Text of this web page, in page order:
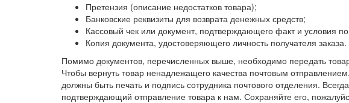
Претензия (описание недостатков товара);
Банковские реквизиты для возврата денежных средств;
Кассовый чек или документ, подтверждающего факт и условия
Копия документа, удостоверяющего личность получателя заказа.
Помимо документов, перечисленных выше, необходимо передать
Чтобы вернуть товар ненадлежащего качества почтовым
должны быть печать и подпись сотрудника почтового отделения.
подтверждающий отправление товара к нам. Сохраняйте его,